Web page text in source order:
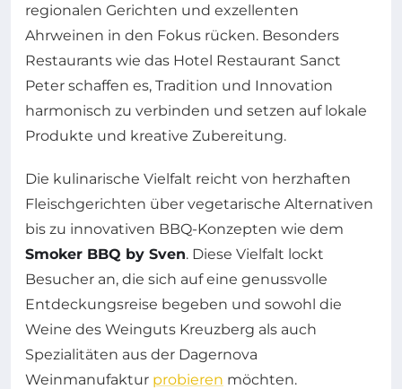
regionalen Gerichten und exzellenten
Ahrweinen in den Fokus rücken. Besonders
Restaurants wie das Hotel Restaurant Sanct
Peter schaffen es, Tradition und Innovation
harmonisch zu verbinden und setzen auf lokale
Produkte und kreative Zubereitung.
Die kulinarische Vielfalt reicht von herzhaften
Fleischgerichten über vegetarische Alternativen
bis zu innovativen BBQ-Konzepten wie dem
Smoker BBQ by Sven. Diese Vielfalt lockt
Besucher an, die sich auf eine genussvolle
Entdeckungsreise begeben und sowohl die
Weine des Weinguts Kreuzberg als auch
Spezialitäten aus der Dagernova
Weinmanufaktur probieren möchten.